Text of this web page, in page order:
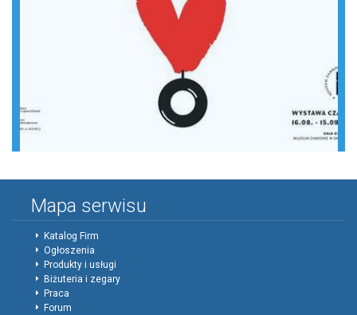
Mapa serwisu
Katalog Firm
Ogłoszenia
Produkty i usługi
Biżuteria i zegary
Praca
Forum